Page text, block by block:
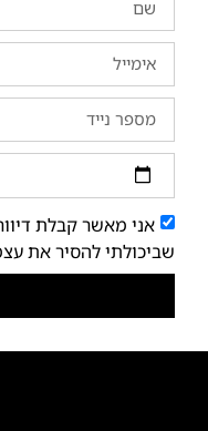
אני מאשר קבלת
שביכולתי להסיר את